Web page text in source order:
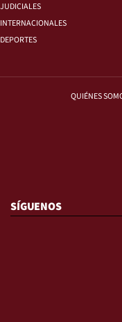
JUDICIALES
INTERNACIONALES
DEPORTES
QUIÉNES
SÍGUENOS